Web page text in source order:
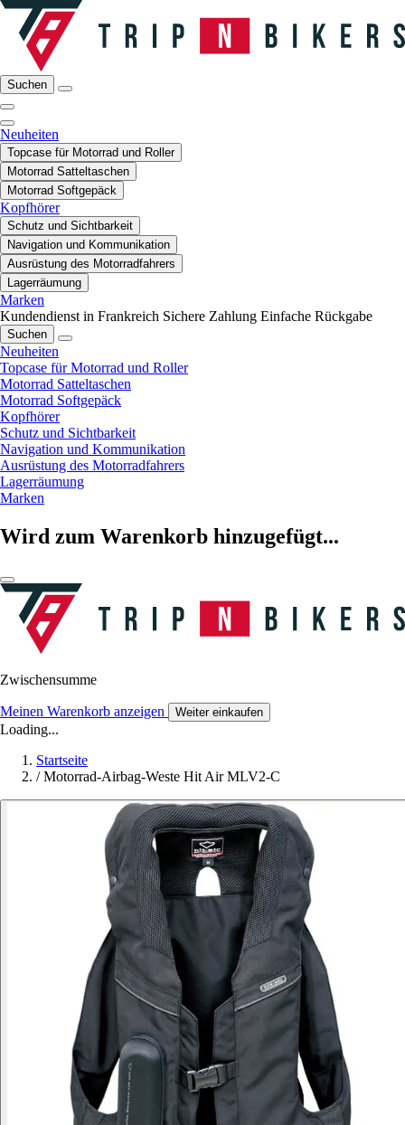
Suchen
Neuheiten
Topcase für Motorrad und Roller
Motorrad Satteltaschen
Motorrad Softgepäck
Kopfhörer
Schutz und Sichtbarkeit
Navigation und Kommunikation
Ausrüstung des Motorradfahrers
Lagerräumung
Marken
Kundendienst in Frankreich Sichere Zahlung Einfache Rückgabe
Suchen
Neuheiten
Topcase für Motorrad und Roller
Motorrad Satteltaschen
Motorrad Softgepäck
Kopfhörer
Schutz und Sichtbarkeit
Navigation und Kommunikation
Ausrüstung des Motorradfahrers
Lagerräumung
Marken
Wird zum Warenkorb hinzugefügt...
Zwischensumme
Meinen Warenkorb anzeigen Weiter einkaufen
Loading...
Startseite
/ Motorrad-Airbag-Weste Hit Air MLV2-C